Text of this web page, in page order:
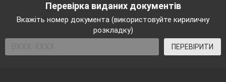
Перевірка виданих документів
Вкажіть номер документа (використовуйте кириличну
розкладку)
ПЕРЕВІРИТИ